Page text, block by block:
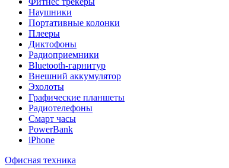
Наушники
Портативные колонки
Плееры
Диктофоны
Радиоприемники
Bluetooth-гарнитур
Внешний аккумулятор
Эхолоты
Графические планшеты
Радиотелефоны
Смарт часы
PowerBank
iPhone
Офисная техника